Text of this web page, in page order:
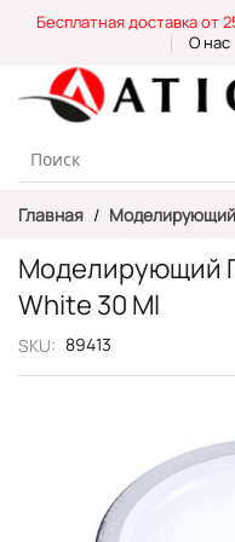
Content
Бесплатная доставка от
О нас
Главная Моделирующий
Моделирующий
White 30 Ml
SKU 89413
галереям